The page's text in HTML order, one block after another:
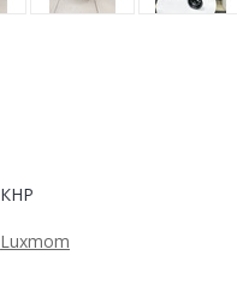
КНР
Luxmom